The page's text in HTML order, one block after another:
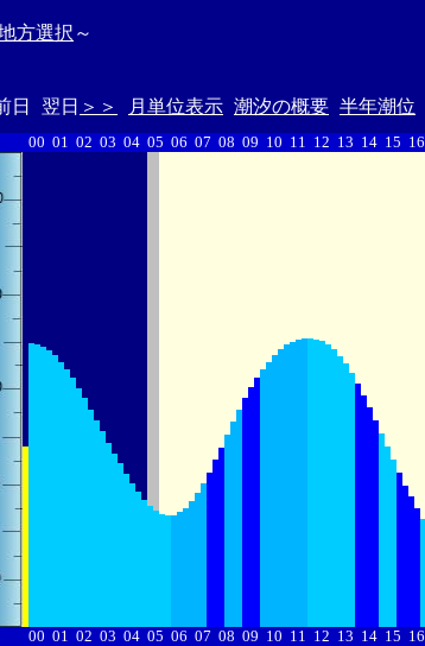
方選択 ～
日 翌日 ＞＞ 月単位表示 潮汐の概要 半年潮位
00 01 02 03 04 05 06 07 08 09 10 11 12 13 14 15 16
00 01 02 03 04 05 06 07 08 09 10 11 12 13 14 15 16